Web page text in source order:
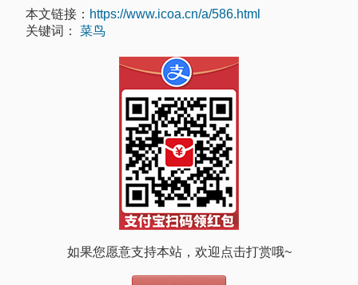
本文链接： https://www.icoa.cn/a/586.html
关键词： 菜鸟
如果您愿意支持本站，欢迎点击打赏哦~